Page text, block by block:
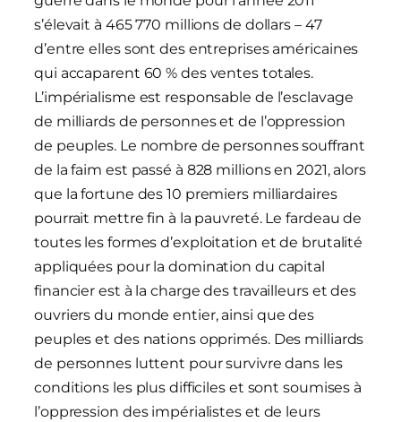
s’élevait à 465 770 millions de dollars – 47
d’entre elles sont des entreprises américaines
qui accaparent 60 % des ventes totales.
L’impérialisme est responsable de l’esclavage
de milliards de personnes et de l’oppression
de peuples. Le nombre de personnes souffrant
de la faim est passé à 828 millions en 2021, alors
que la fortune des 10 premiers milliardaires
pourrait mettre fin à la pauvreté. Le fardeau de
toutes les formes d’exploitation et de brutalité
appliquées pour la domination du capital
financier est à la charge des travailleurs et des
ouvriers du monde entier, ainsi que des
peuples et des nations opprimés. Des milliards
de personnes luttent pour survivre dans les
conditions les plus difficiles et sont soumises à
l’oppression des impérialistes et de leurs